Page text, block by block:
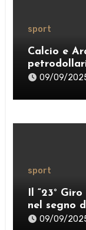
sport
Calcio e
09/09/
sport
Il “23°
nel segno
09/09/